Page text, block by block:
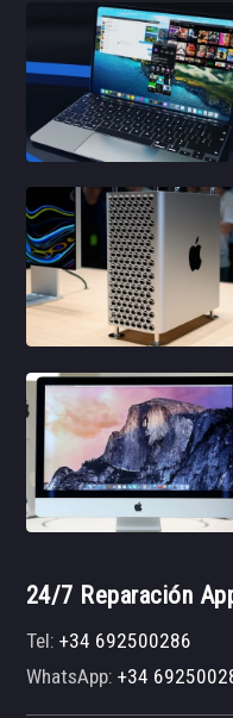
24/7 Reparación
Tel:+34 692500286
WhatsApp:+34